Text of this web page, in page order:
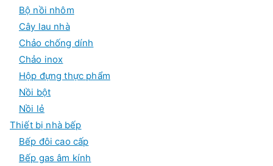
Bộ nồi nhôm
Cây lau nhà
Chảo chống dính
Chảo inox
Hộp đựng thực phẩm
Nồi bột
Nồi lẻ
Thiết bị nhà bếp
Bếp đôi cao cấp
Bếp gas âm kính